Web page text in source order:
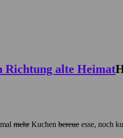
mehrKuchen bereue esse, noch